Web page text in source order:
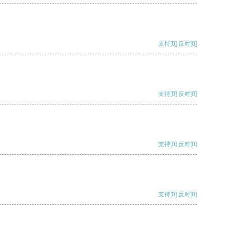
支持[0] 反对[0]
支持[0] 反对[0]
支持[0] 反对[0]
支持[0] 反对[0]